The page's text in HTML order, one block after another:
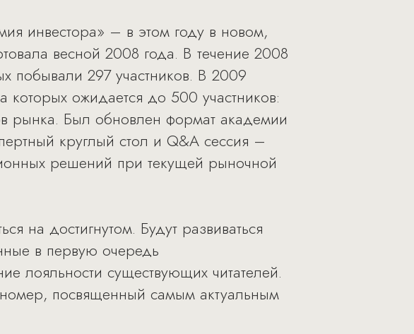
инвестора» – в этом году в новом,
весной 2008 года. В течение 2008
побывали 297 участников. В 2009
ожидается до 500 участников:
рынка. Был обновлен формат академии
круглый стол и Q&A сессия –
решений при текущей рыночной
на достигнутом. Будут развиваться
в первую очередь
лояльности существующих читателей.
посвященный самым актуальным